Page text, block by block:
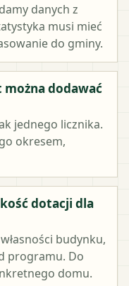
danych z
musi mieć
do gminy.
dodawać
jednego licznika.
okresem,
dotacji dla
budynku,
programu. Do
domu.